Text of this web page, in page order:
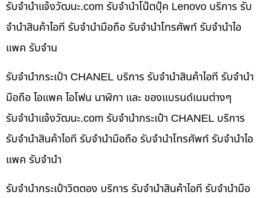
รับจํานําแจ้งวัฒนะ.com รับจำนำโน๊ตบุ๊ค Lenovo บริการ รับ
จำนำสินค้าไอที รับจำนำมือถือ รับจำนำโทรศัพท์ รับจำนำไอ
แพค รับจำน
รับจำนำกระเป๋า CHANEL บริการ รับจำนำสินค้าไอที รับจำนำ
มือถือ ไอแพค ไอโฟน นาฬิกา และ ของแบรนด์เนมต่างๆ
รับจํานําแจ้งวัฒนะ.com รับจำนำกระเป๋า CHANEL บริการ
รับจำนำสินค้าไอที รับจำนำมือถือ รับจำนำโทรศัพท์ รับจำนำไอ
แพค รับจำนำ
รับจำนำกระเป๋าวิตตอง บริการ รับจำนำสินค้าไอที รับจำนำมือ